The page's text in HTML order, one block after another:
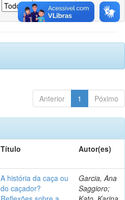
Anterior 1 Póximo
Título Autor(es)
A história da caça ou
do caçador?
Garcia, Ana
Saggioro;